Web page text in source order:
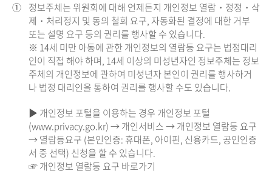
① 정보주체는 위원회에 대해 언제든지 개인정보 열람・정정・삭
제・처리정지 및 동의 철회 요구, 자동화된 결정에 대한 거부
또는 설명 요구 등의 권리를 행사할 수 있습니다.
※ 14세 미만 아동에 관한 개인정보의 열람등 요구는 법정대리
인이 직접 해야 하며, 14세 이상의 미성년자인 정보주체는 정보
주체의 개인정보에 관하여 미성년자 본인이 권리를 행사하거
나 법정 대리인을 통하여 권리를 행사할 수도 있습니다.
▶ 개인정보 포털을 이용하는 경우 개인정보 포털
(www.privacy.go.kr) → 개인서비스 → 개인정보 열람등 요구
→ 열람등요구 (본인인증: 휴대폰, 아이핀, 신용카드, 공인인증
서 중 선택) 신청을 할 수 있습니다.
☞ 개인정보 열람등 요구 바로가기